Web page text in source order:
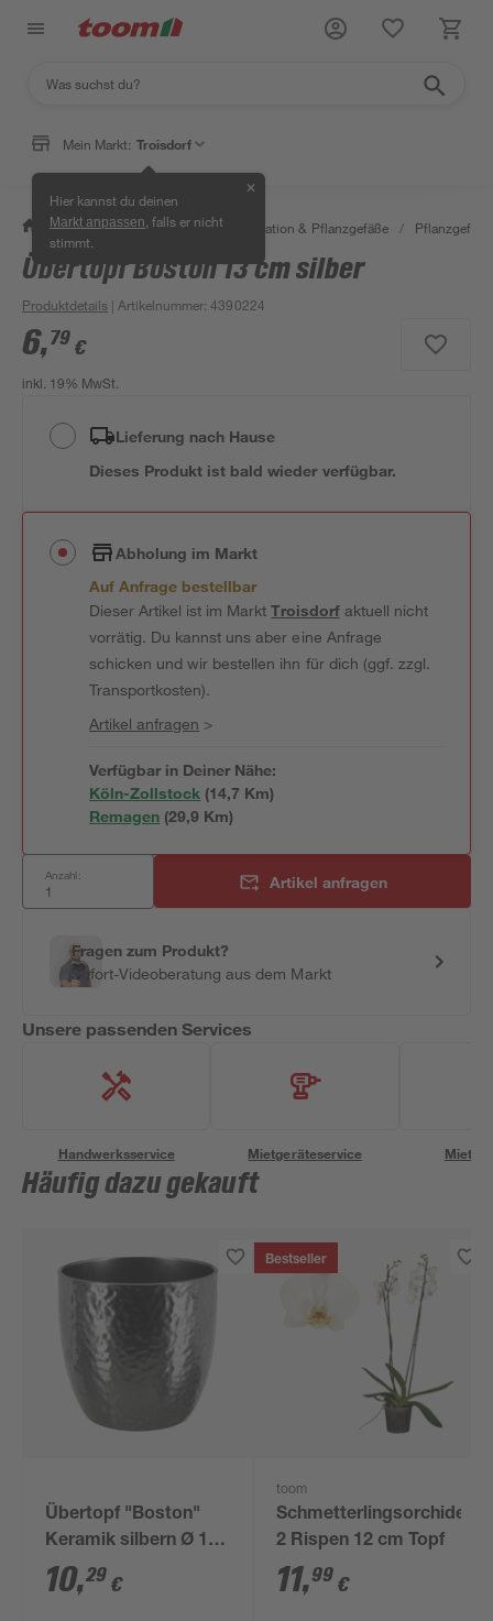
Mein Markt: Troisdorf
Hier kannst du deinen
Markt anpassen , falls er nicht
stimmt.
✕
/ Garten & Freizeit / Gartendekoration & Pflanzgefäße /
Übertopf Boston 13 cm silber
Produktdetails | Artikelnummer:4390224
6,79 €
inkl. 19% MwSt.
Lieferung nach Hause
Dieses Produkt ist bald wieder verfügbar.
Abholung im Markt
Auf Anfrage bestellbar
Dieser Artikel ist im MarktTroisdorfaktuell nicht
vorrätig. Du kannst uns aber eine Anfrage
schicken und wir bestellen ihn für dich (ggf. zzgl.
Transportkosten).
Artikel anfragen >
Verfügbar in Deiner Nähe:
Köln-Zollstock (14,7 Km)
Remagen (29,9 Km)
Anzahl: Artikel anfragen
Fragen zum Produkt?
Sofort-Videoberatung aus dem Markt
Unsere passenden Services
Handwerksservice Mietgeräteservice
Häufig dazu gekauft
Übertopf "Boston"
Keramik silbern Ø 16
cm
10,29 €
Bestseller
toom
Schmetterlingsorchidee
2 Rispen 12 cm Topf
11,99 €